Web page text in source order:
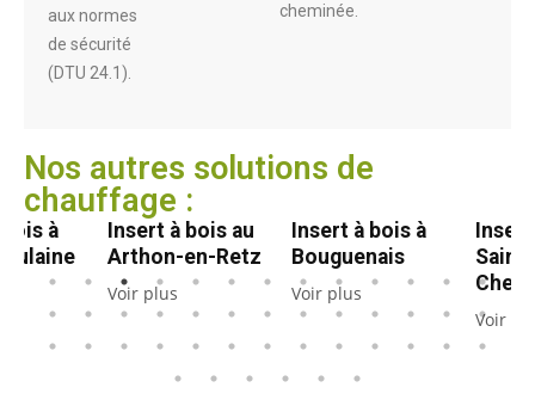
aux normes
de sécurité
(DTU 24.1).
cheminée.
Nos autres solutions de
chauffage :
à
Insert à bois au
Arthon-en-Retz
Voir plus
Insert à bois à
Bouguenais
Voir plus
Voir